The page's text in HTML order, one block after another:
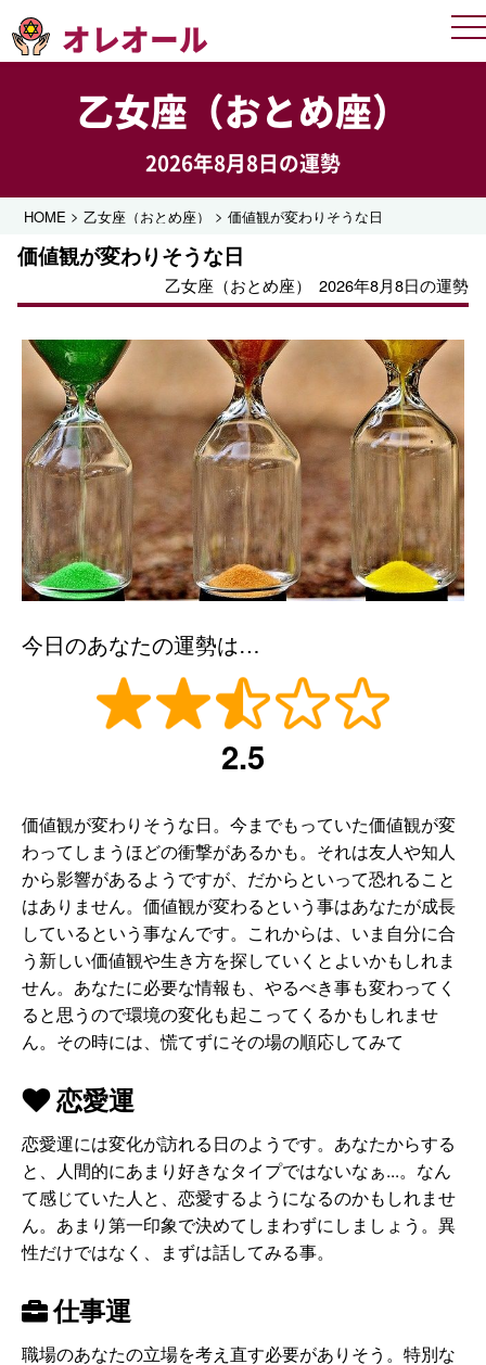
オレオール
乙女座（おとめ座）
2026年8月8日の運勢
HOME >乙女座（おとめ座） >価値観が変わりそうな日
価値観が変わりそうな日
乙女座（おとめ座） 2026年8月8日の運勢
今日のあなたの運勢は…
2.5
価値観が変わりそうな日。今までもっていた価値観が変
わってしまうほどの衝撃があるかも。それは友人や知人
から影響があるようですが、だからといって恐れること
はありません。価値観が変わるという事はあなたが成長
しているという事なんです。これからは、いま自分に合
う新しい価値観や生き方を探していくとよいかもしれま
せん。あなたに必要な情報も、やるべき事も変わってく
ると思うので環境の変化も起こってくるかもしれませ
ん。その時には、慌てずにその場の順応してみて
恋愛運
恋愛運には変化が訪れる日のようです。あなたからする
と、人間的にあまり好きなタイプではないなぁ...。なん
て感じていた人と、恋愛するようになるのかもしれませ
ん。あまり第一印象で決めてしまわずにしましょう。異
性だけではなく、まずは話してみる事。
仕事運
職場のあなたの立場を考え直す必要がありそう。特別な